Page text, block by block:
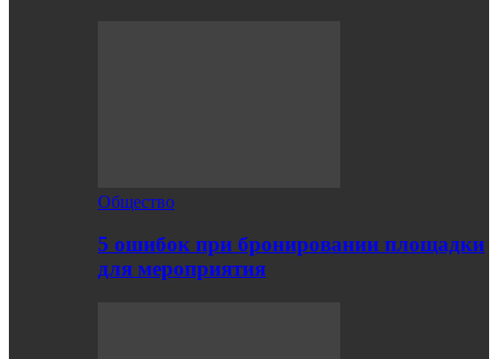
Общество
5 ошибок при бронировании площадки
для мероприятия